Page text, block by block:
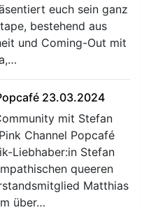
euch sein ganz
bestehend aus
und Coming-Out mit
23.03.2024
mit Stefan
Channel Popcafé
Liebhaber:in Stefan
queeren
Matthias
über…